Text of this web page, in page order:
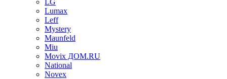
LG
Lumax
Leff
Mystery
Maunfeld
Miu
Movix ДОМ.RU
National
Novex